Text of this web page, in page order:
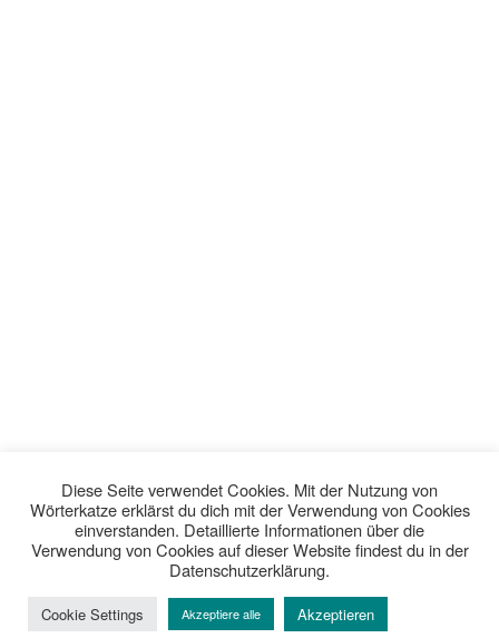
Diese Seite verwendet Cookies. Mit der Nutzung von
Wörterkatze erklärst du dich mit der Verwendung von Cookies
einverstanden. Detaillierte Informationen über die
Verwendung von Cookies auf dieser Website findest du in der
Datenschutzerklärung.
Cookie Settings Akzeptiere alle Akzeptieren